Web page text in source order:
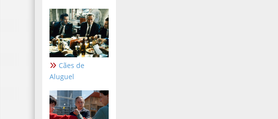
Cães de
Aluguel